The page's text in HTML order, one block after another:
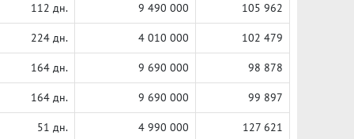
112 дн. 9 490 000 105 962
224 дн. 4 010 000 102 479
164 дн. 9 690 000 98 878
164 дн. 9 690 000 99 897
51 дн. 4 990 000 127 621